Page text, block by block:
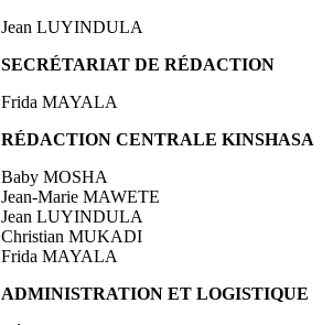
Jean LUYINDULA
SECRÉTARIAT DE RÉDACTION
Frida MAYALA
RÉDACTION CENTRALE KINSHASA
Baby MOSHA
Jean-Marie MAWETE
Jean LUYINDULA
Christian MUKADI
Frida MAYALA
ADMINISTRATION ET LOGISTIQUE